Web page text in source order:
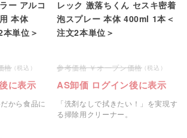
ー アルコ
本体
単位＞
格
に表示
から食品に
レック 激落ちくん セスキ密着
泡スプレー 本体 400ml 1本＜
注文2本単位＞
オープン価格
AS卸価 ログイン後に表示
「洗剤なしで拭きたい！」を実現す
る掃除用クリーナー。